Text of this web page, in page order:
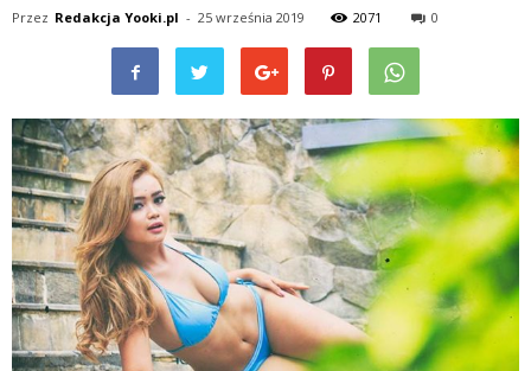
Przez Redakcja Yooki.pl - 25 września 2019 2071 0